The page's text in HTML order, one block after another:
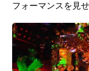
フォーマンスを見